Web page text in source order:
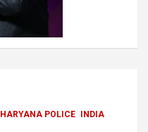
HARYANA POLICE INDIA